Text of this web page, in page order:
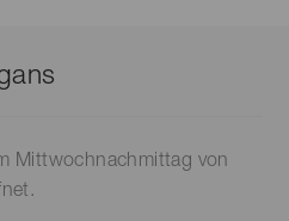
Mittwochnachmittag von